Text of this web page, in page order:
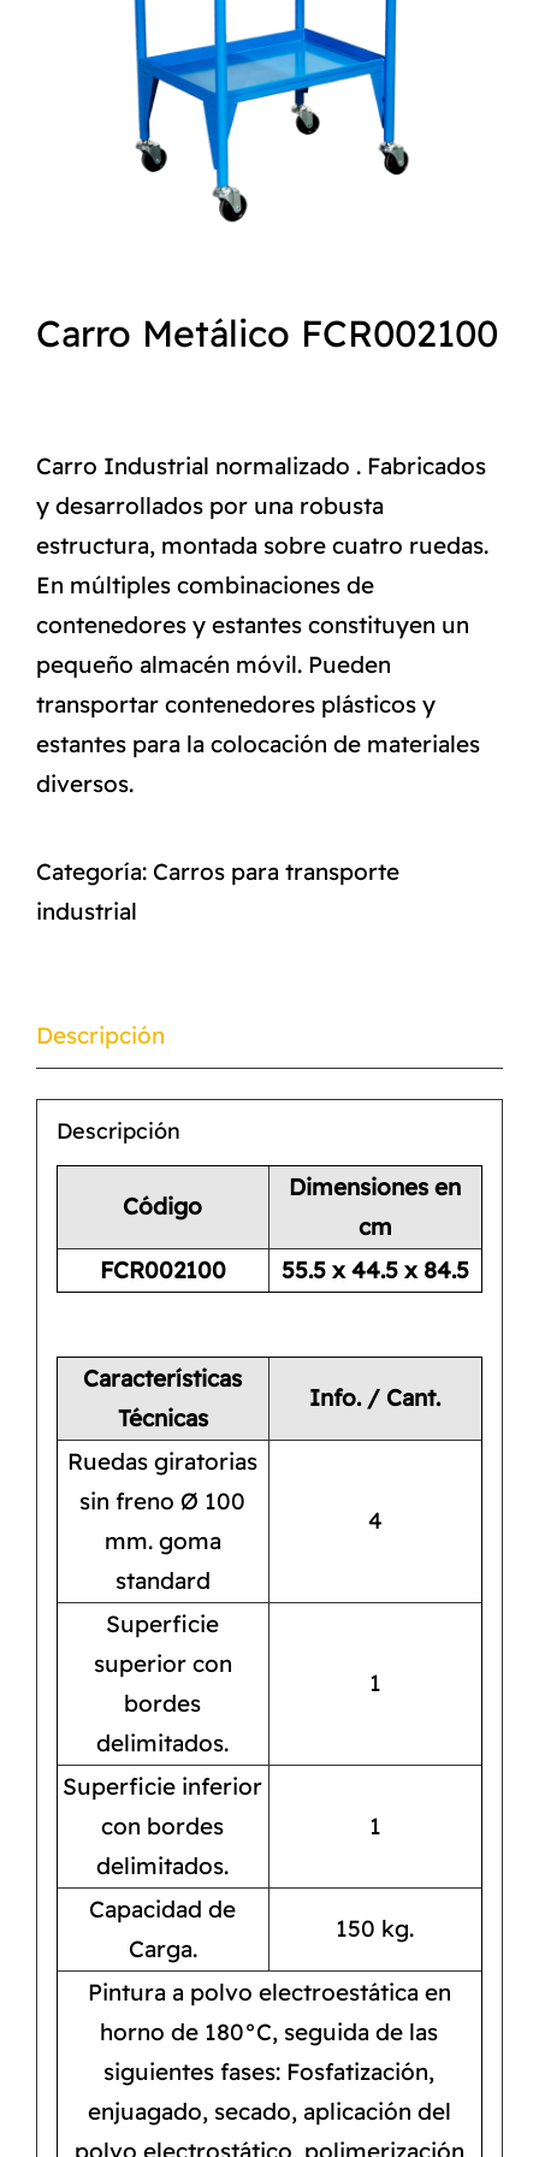
NORMAS ISO
Carro Metálico FCR002100
Carro Industrial normalizado . Fabricados
y desarrollados por una robusta
estructura, montada sobre cuatro ruedas.
En múltiples combinaciones de
contenedores y estantes constituyen un
pequeño almacén móvil. Pueden
transportar contenedores plásticos y
estantes para la colocación de materiales
diversos.
Categoría: Carros para transporte
industrial
Descripción
Descripción
Código
Dimensiones en
cm
FCR002100
55.5 x 44.5 x 84.5
Características
Técnicas
Info. / Cant.
Ruedas giratorias
sin freno Ø 100
mm. goma
standard
4
Superficie
superior con
bordes
delimitados.
1
Superficie inferior
con bordes
delimitados.
1
Capacidad de
Carga.
150 kg.
Pintura a polvo electroestática en
horno de 180°C, seguida de las
siguientes fases: Fosfatización,
enjuagado, secado, aplicación del